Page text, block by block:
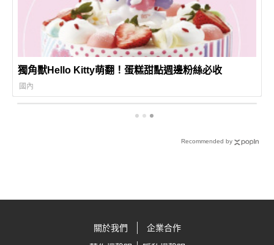
獨角獸Hello Kitty萌翻！蛋糕甜點週邊粉絲必收
國內
Recommended by
關於我們
企業合作